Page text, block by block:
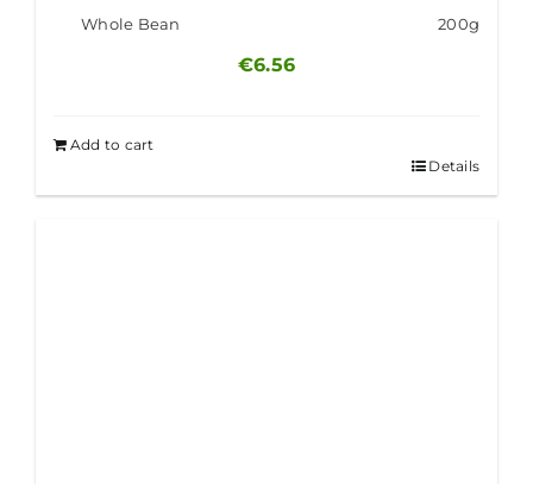
Whole Bean
200g
€6.56
Add to cart
Details